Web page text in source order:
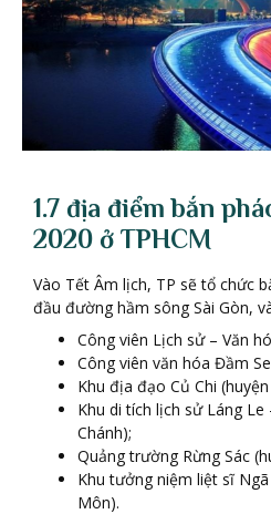
1.7 địa điểm bắn
2020 ở TPHCM
Vào Tết Âm lịch, TP sẽ tổ chức
đầu đường hầm sông Sài Gòn,
Công viên Lịch sử – Văn
Công viên văn hóa Đầm
Khu địa đạo Củ Chi (huyện
Khu di tích lịch sử Láng Le
Chánh);
Quảng trường Rừng Sác
Khu tưởng niệm liệt sĩ
Môn).